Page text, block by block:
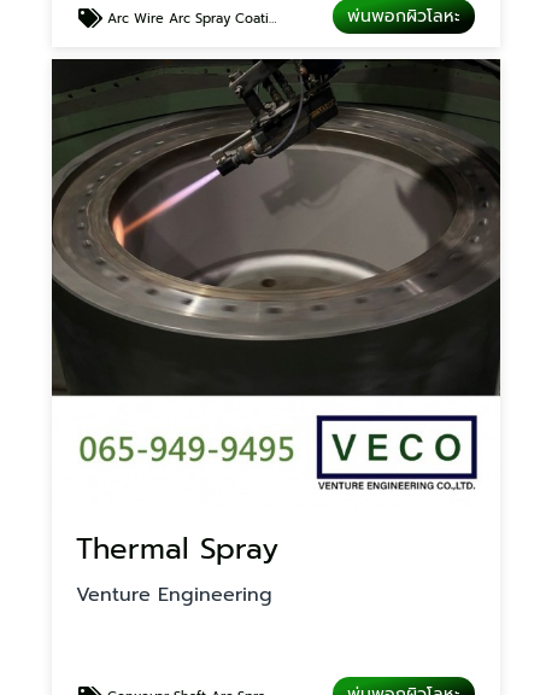
Arc Wire Arc Spray Coating พ่นพอกผิวโลหะ
Thermal Spray
Venture Engineering